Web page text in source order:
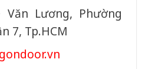
Văn Lương, Phường
7, Tp.HCM